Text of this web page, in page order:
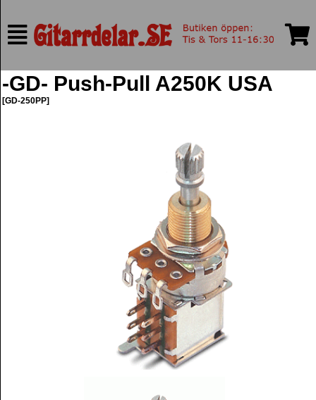
-GD- Push-Pull A250K USA
[GD-250PP]